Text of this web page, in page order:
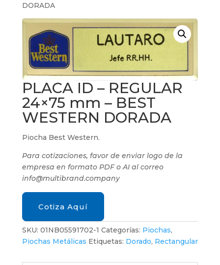
DORADA
PLACA ID – REGULAR
24×75 mm – BEST
WESTERN DORADA
Piocha Best Western.
Para cotizaciones, favor de enviar logo de la
empresa en formato PDF o AI al correo
info@multibrand.company
Cotiza Aquí
SKU: 01NB05591702-1 Categorías: Piochas,
Piochas Metálicas Etiquetas: Dorado, Rectangular